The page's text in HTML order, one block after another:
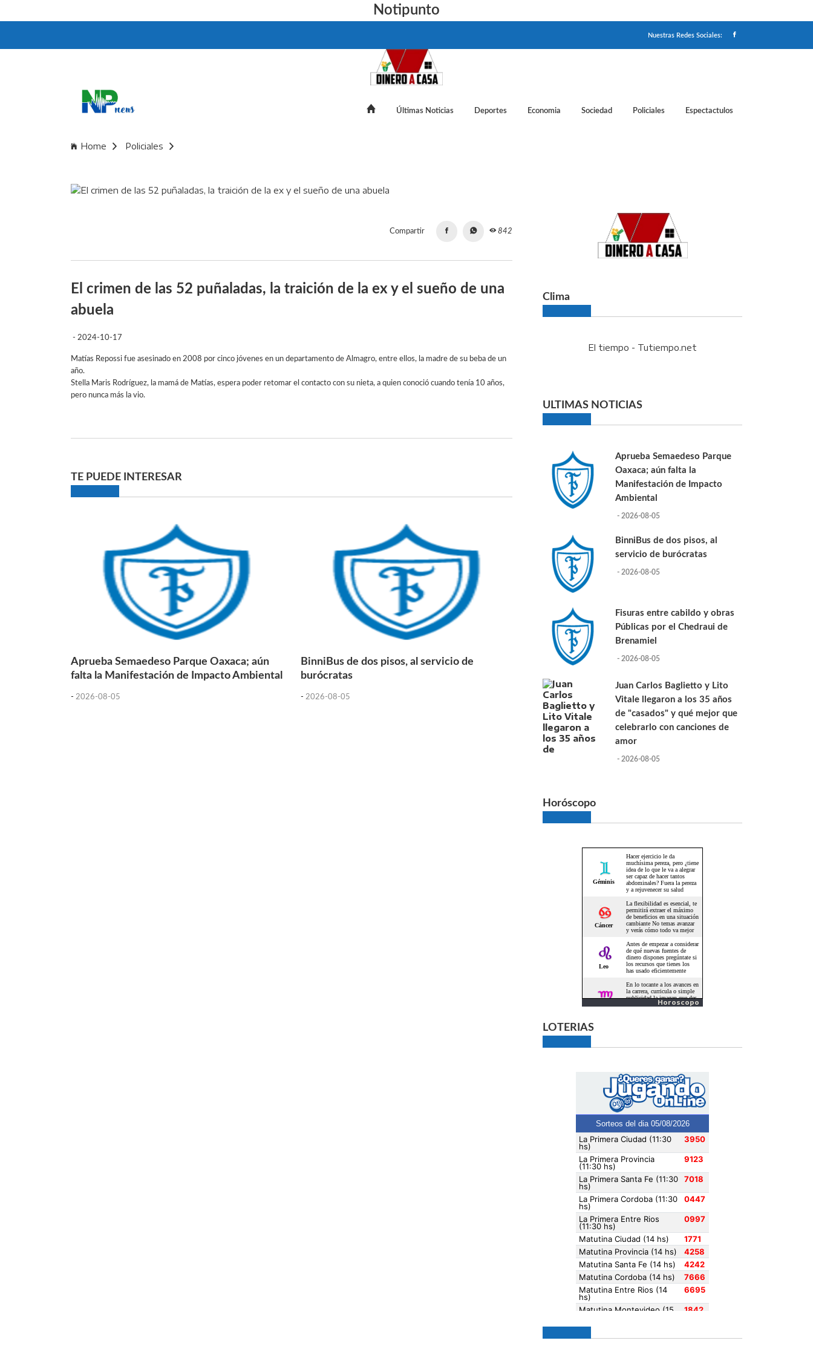
Notipunto
Nuestras Redes Sociales:
Últimas Noticias Deportes Economia Sociedad Policiales Espectactulos
Home Policiales
Compartir 842
El crimen de las 52 puñaladas, la traición de la ex y el sueño de una
abuela
- 2024-10-17
Matías Repossi fue asesinado en 2008 por cinco jóvenes en un departamento de Almagro, entre ellos, la madre de su beba de un
año.
Stella Maris Rodríguez, la mamá de Matías, espera poder retomar el contacto con su nieta, a quien conoció cuando tenía 10 años,
pero nunca más la vio.
TE PUEDE INTERESAR
Aprueba Semaedeso Parque Oaxaca; aún
falta la Manifestación de Impacto Ambiental
- 2026-08-05
BinniBus de dos pisos, al servicio de
burócratas
- 2026-08-05
Clima
El tiempo - Tutiempo.net
ULTIMAS NOTICIAS
Aprueba Semaedeso Parque
Oaxaca; aún falta la
Manifestación de Impacto
Ambiental
- 2026-08-05
BinniBus de dos pisos, al
servicio de burócratas
- 2026-08-05
Fisuras entre cabildo y obras
Públicas por el Chedraui de
Brenamiel
- 2026-08-05
Juan Carlos Baglietto y Lito
Vitale llegaron a los 35 años
de "casados" y qué mejor que
celebrarlo con canciones de
amor
- 2026-08-05
Horóscopo
Horoscopo
LOTERIAS